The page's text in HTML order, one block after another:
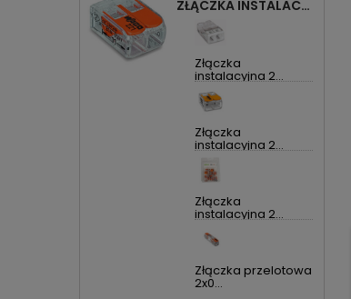
ZŁĄCZKA INSTALACYJNA 2X UNIWERSALNA COMPACT 221-412 WAGO
Złączka
instalacyjna 2...
Złączka
instalacyjna 2...
Złączka
instalacyjna 2...
Złączka przelotowa
2x0...